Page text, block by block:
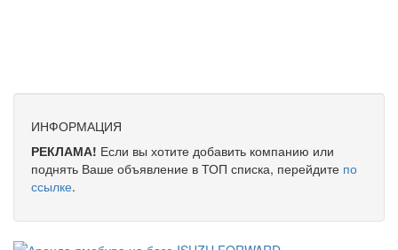
ИНФОРМАЦИЯ
РЕКЛАМА! Если вы хотите добавить компанию или
поднять Ваше объявление в ТОП списка, перейдите по
ссылке.